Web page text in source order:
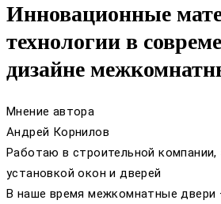
Инновационные
технологии в
дизайне
Мнение автора
Андрей Корнилов
Работаю в строительной компании,
установкой окон и дверей
В наше время межкомнатные двери